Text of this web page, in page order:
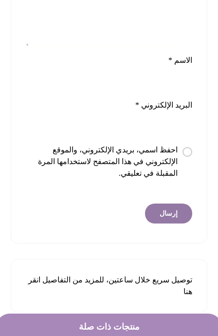
الاسم *
البريد الإلكتروني *
احفظ اسمي، بريدي الإلكتروني، والموقع
الإلكتروني في هذا المتصفح لاستخدامها المرة
المقبلة في تعليقي.
توصيل سريع خلال ساعتين، للمزيد من التفاصيل انقر
هنا
منتجات ذات صلة